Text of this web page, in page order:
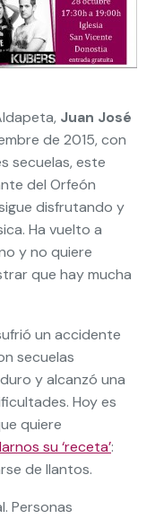
Juan José
de 2015, con
secuelas, este
del Orfeón
disfrutando y
Ha vuelto a
y no quiere
que hay mucha
un accidente
secuelas
y alcanzó una
Hoy es
quiere
su ‘receta’:
de llantos.
Personas